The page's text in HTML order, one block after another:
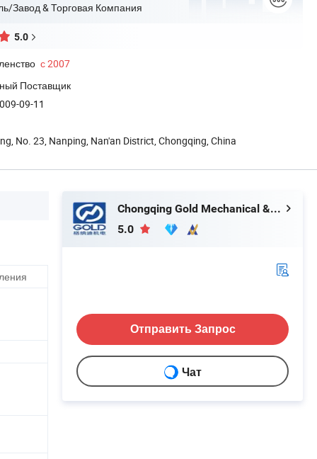
Завод & Торговая Компания
5.0
с 2007
Поставщик
09-11
No. 23, Nanping, Nan'an District, Chongqing, China
Chongqing Gold Mechanical & Electrical Equipment Co., Ltd.
5.0
Отправить Запрос
Чат